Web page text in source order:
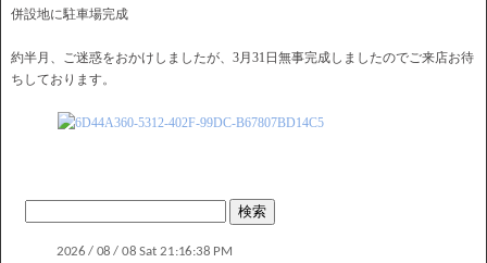
併設地に駐車場完成
約半月、ご迷惑をおかけしましたが、3月31日無事完成しましたのでご来店お待
ちしております。